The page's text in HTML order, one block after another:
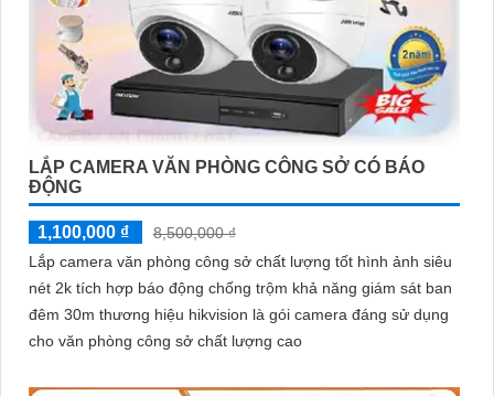
LẮP CAMERA VĂN PHÒNG CÔNG SỞ CÓ BÁO
ĐỘNG
1,100,000 ₫
8,500,000 ₫
Lắp camera văn phòng công sở chất lượng tốt hình ảnh siêu
nét 2k tích hợp báo động chống trộm khả năng giám sát ban
đêm 30m thương hiệu hikvision là gói camera đáng sử dụng
cho văn phòng công sở chất lượng cao